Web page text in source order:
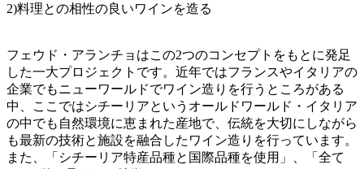
2)料理との相性の良いワインを造る
フェウド・アランチョはこの2つのコンセプトをもとに発足
した一大プロジェクトです。近年ではフランスやイタリアの
企業でもニューワールドでワイン造りを行うところがある
中、ここではシチーリアというオールドワールド・イタリア
の中でも自然環境に恵まれた産地で、伝統を大切にしながら
も最新の技術と施設を融合したワイン造りを行っています。
また、「シチーリア特産品種と国際品種を使用」、「全て